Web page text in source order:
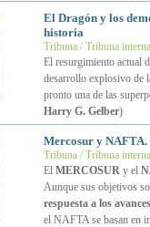
El Dragón y los
historia
Tribuna / Tribuna
El resurgimiento actual
desarrollo explosivo de
pronto una de las
Harry G. Gelber)
Mercosur y NAFTA.
Tribuna / Tribuna
El MERCOSURy el
Aunque sus objetivos
respuesta a los
el NAFTA se basan en